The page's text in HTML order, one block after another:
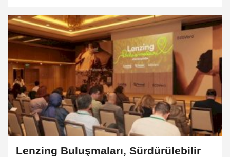
Lenzing Buluşmaları, Sürdürülebilir